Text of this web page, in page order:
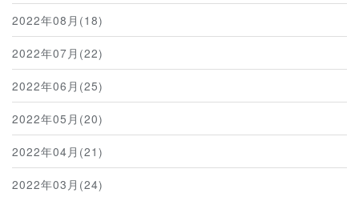
2022年08月(18)
2022年07月(22)
2022年06月(25)
2022年05月(20)
2022年04月(21)
2022年03月(24)